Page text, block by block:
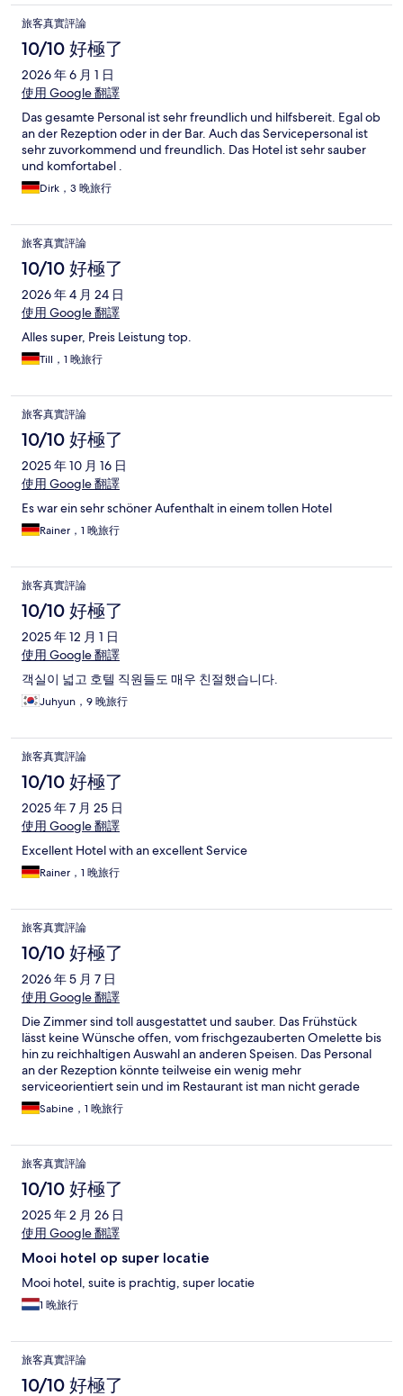
旅客真實評論
10/10 好極了
2026 年 6 月 1 日
使用 Google 翻譯
Das gesamte Personal ist sehr freundlich und hilfsbereit. Egal ob
an der Rezeption oder in der Bar. Auch das Servicepersonal ist
sehr zuvorkommend und freundlich. Das Hotel ist sehr sauber
und komfortabel .
Dirk，3 晚旅行
旅客真實評論
10/10 好極了
2026 年 4 月 24 日
使用 Google 翻譯
Alles super, Preis Leistung top.
Till，1 晚旅行
旅客真實評論
10/10 好極了
2025 年 10 月 16 日
使用 Google 翻譯
Es war ein sehr schöner Aufenthalt in einem tollen Hotel
Rainer，1 晚旅行
旅客真實評論
10/10 好極了
2025 年 12 月 1 日
使用 Google 翻譯
객실이 넓고 호텔 직원들도 매우 친절했습니다.
Juhyun，9 晚旅行
旅客真實評論
10/10 好極了
2025 年 7 月 25 日
使用 Google 翻譯
Excellent Hotel with an excellent Service
Rainer，1 晚旅行
旅客真實評論
10/10 好極了
2026 年 5 月 7 日
使用 Google 翻譯
Die Zimmer sind toll ausgestattet und sauber. Das Frühstück
lässt keine Wünsche offen, vom frischgezauberten Omelette bis
hin zu reichhaltigen Auswahl an anderen Speisen. Das Personal
an der Rezeption könnte teilweise ein wenig mehr
serviceorientiert sein und im Restaurant ist man nicht gerade
flexibel bei der Platzierung der Gäste, auch wenn das
Restaurant recht leer erscheint. Aber letzteres sind nur
übernachtet und würde es sehr empfehlen.
Sabine，1 晚旅行
旅客真實評論
10/10 好極了
2025 年 2 月 26 日
使用 Google 翻譯
Mooi hotel op super locatie
Mooi hotel, suite is prachtig, super locatie
1 晚旅行
旅客真實評論
10/10 好極了